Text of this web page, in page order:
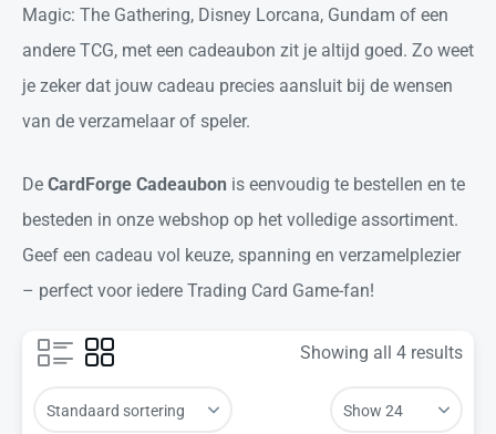
Magic: The Gathering, Disney Lorcana, Gundam of een
andere TCG, met een cadeaubon zit je altijd goed. Zo weet
je zeker dat jouw cadeau precies aansluit bij de wensen
van de verzamelaar of speler.
De CardForge Cadeaubon is eenvoudig te bestellen en te
besteden in onze webshop op het volledige assortiment.
Geef een cadeau vol keuze, spanning en verzamelplezier
– perfect voor iedere Trading Card Game-fan!
Showing all 4 results